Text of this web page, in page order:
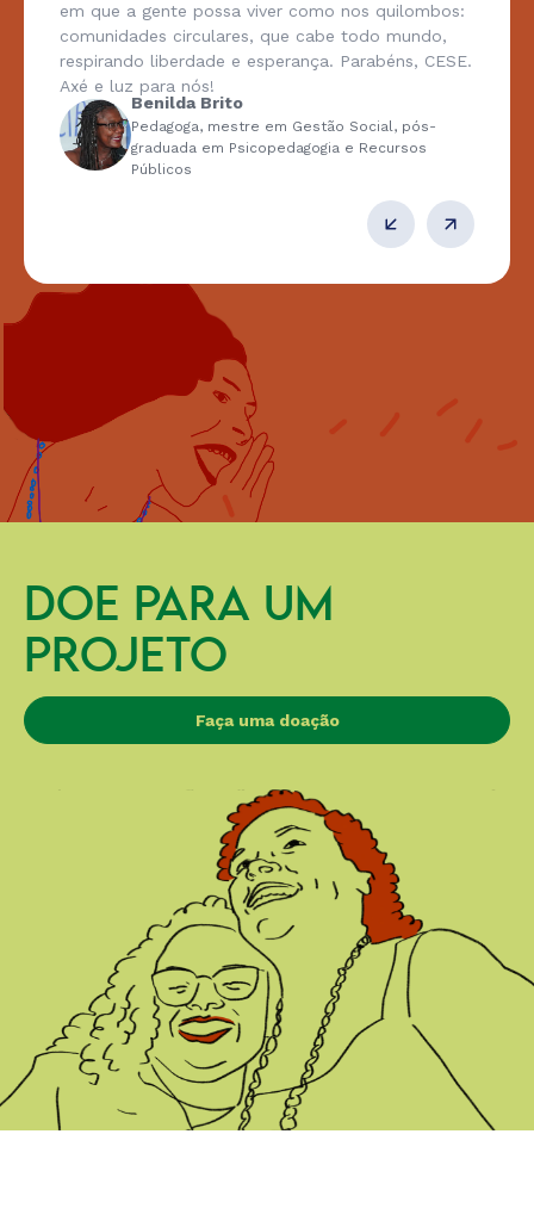
em que a gente possa viver como nos quilombos:
comunidades circulares, que cabe todo mundo,
respirando liberdade e esperança. Parabéns, CESE.
Axé e luz para nós!
Benilda Brito
Pedagoga, mestre em Gestão Social, pós-
graduada em Psicopedagogia e Recursos
Públicos
DOE PARA UM
PROJETO
Faça uma doação